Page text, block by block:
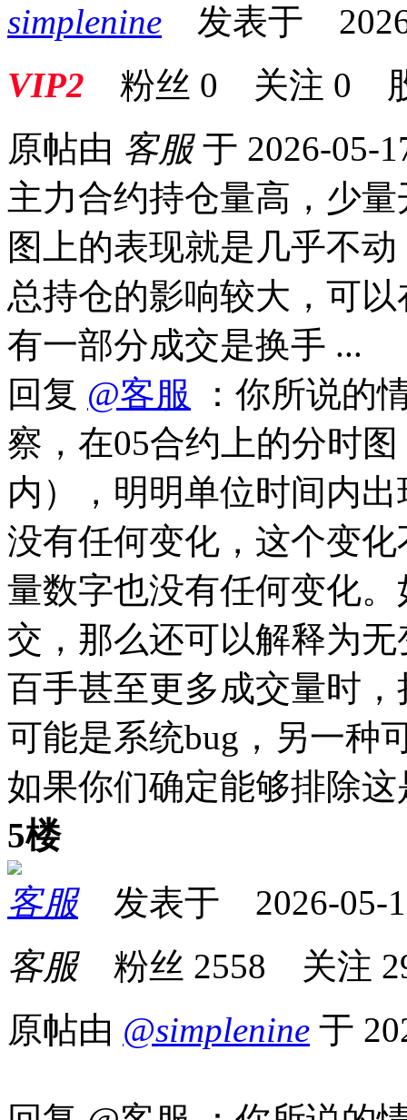
simplenine 发表于
VIP2 粉丝 0 关注 0
原帖由 客服于 2026-05-
主力合约持仓量高，少
图上的表现就是几乎不
总持仓的影响较大，可
有一部分成交是换手 ...
回复 @客服 ：你所说的
察，在05合约上的分时
内），明明单位时间内
没有任何变化，这个变
量数字也没有任何变化
交，那么还可以解释为
百手甚至更多成交量时
可能是系统bug，另一种
如果你们确定能够排除
5楼
客服发表于 2026-05-
客服粉丝 2558 关注
原帖由 @simplenine 于